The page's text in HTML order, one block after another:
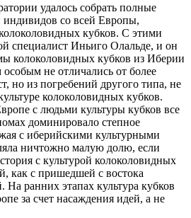
удалось собрать полные
индивидов со всей Европы,
кубков. С этими
специалист Иньиго Олальде, и он
колоколовидных кубков из Иберии
не отличались от более
но из погребений другого типа, не
колоколовидных кубков.
с людьми культуры кубков все
доминировало степное
с иберийскими культурными
ничтожно малую долю, если
с культурой колоколовидных
как с пришедшей с востока
ранних этапах культура кубков
за счет насаждения идей, а не